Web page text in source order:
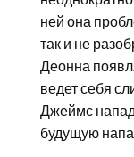
ней она
так и не
Деонна
ведет себя
Джеймс
будущую